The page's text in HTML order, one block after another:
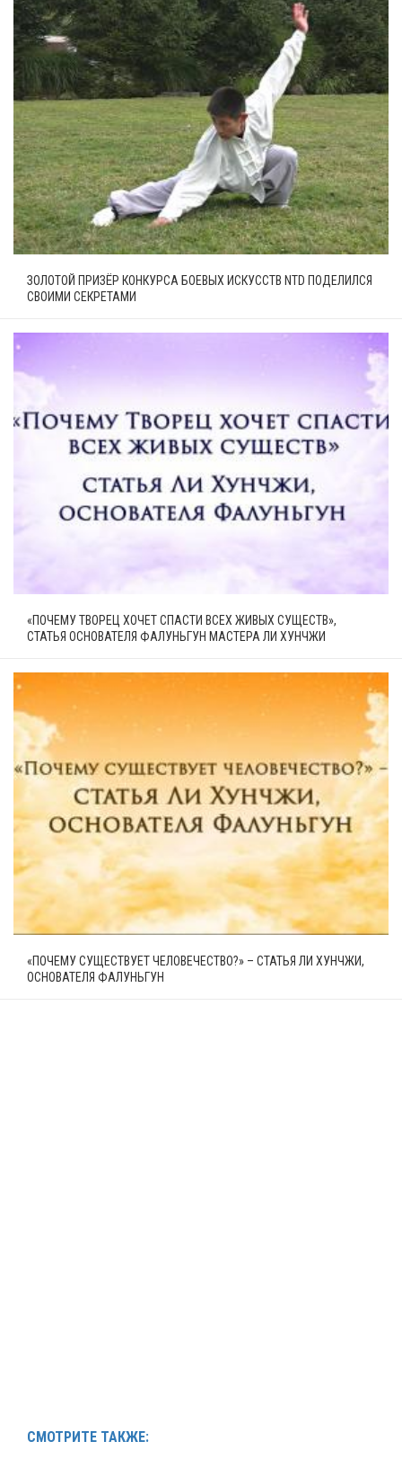
ЗОЛОТОЙ ПРИЗЁР КОНКУРСА БОЕВЫХ ИСКУССТВ NTD ПОДЕЛИЛСЯ
СВОИМИ СЕКРЕТАМИ
«ПОЧЕМУ ТВОРЕЦ ХОЧЕТ СПАСТИ ВСЕХ ЖИВЫХ СУЩЕСТВ»,
СТАТЬЯ ОСНОВАТЕЛЯ ФАЛУНЬГУН МАСТЕРА ЛИ ХУНЧЖИ
«ПОЧЕМУ СУЩЕСТВУЕТ ЧЕЛОВЕЧЕСТВО?» – СТАТЬЯ ЛИ ХУНЧЖИ,
ОСНОВАТЕЛЯ ФАЛУНЬГУН
СМОТРИТЕ ТАКЖЕ: